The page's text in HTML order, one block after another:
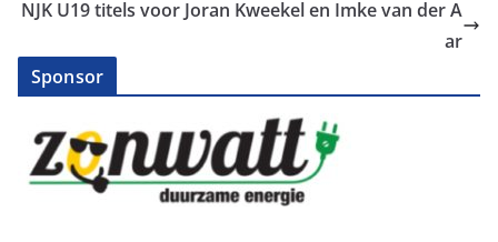
NJK U19 titels voor Joran Kweekel en Imke van der A
ar
Sponsor